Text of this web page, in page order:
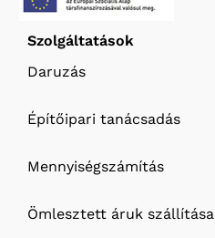
Szolgáltatások
Daruzás
Építőipari tanácsadás
Mennyiségszámítás
Ömlesztett áruk szállítása